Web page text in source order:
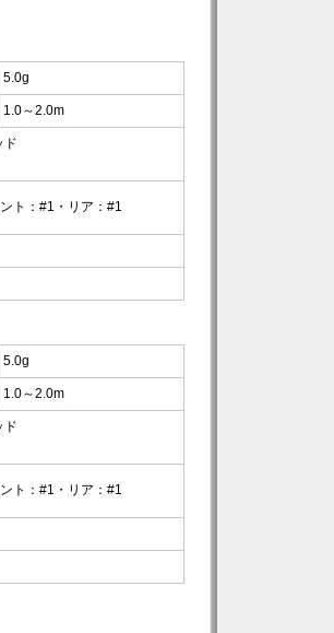
5.0g
1.0～2.0m
ド
ト：#1・リア：#1
5.0g
1.0～2.0m
ド
ト：#1・リア：#1